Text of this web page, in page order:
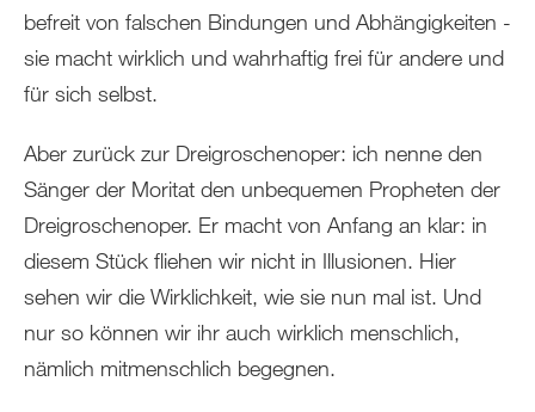
befreit von falschen Bindungen und Abhängigkeiten -
sie macht wirklich und wahrhaftig frei für andere und
für sich selbst.
Aber zurück zur Dreigroschenoper: ich nenne den
Sänger der Moritat den unbequemen Propheten der
Dreigroschenoper. Er macht von Anfang an klar: in
diesem Stück fliehen wir nicht in Illusionen. Hier
sehen wir die Wirklichkeit, wie sie nun mal ist. Und
nur so können wir ihr auch wirklich menschlich,
nämlich mitmenschlich begegnen.